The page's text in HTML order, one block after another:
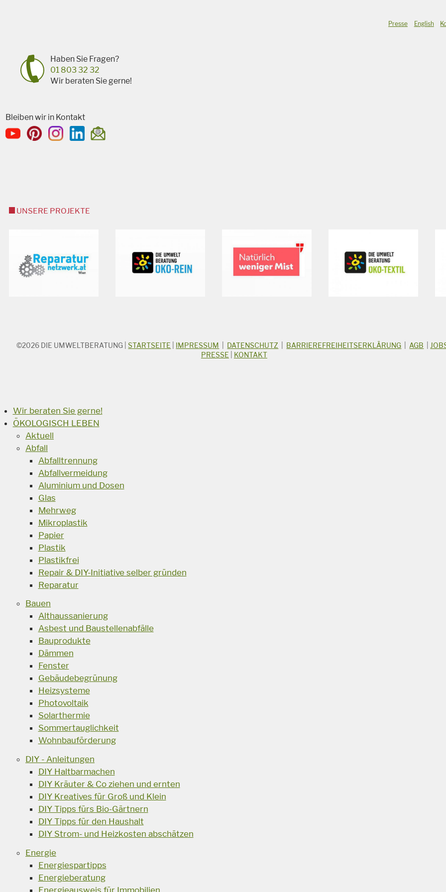
Presse English
Haben Sie Fragen?
01 803 32 32
Wir beraten Sie gerne!
Bleiben wir in Kontakt
UNSERE PROJEKTE
©2026 DIE UMWELTBERATUNG |STARTSEITE IMPRESSUM DATENSCHUTZ BARRIEREFREIHEITSERKLÄRUNG |AGB |
PRESSE
KONTAKT
Wir beraten Sie gerne!
ÖKOLOGISCH LEBEN
Aktuell
Abfall
Abfalltrennung
Abfallvermeidung
Aluminium und Dosen
Glas
Mehrweg
Mikroplastik
Papier
Plastik
Plastikfrei
Repair & DIY-Initiative selber gründen
Reparatur
Bauen
Althaussanierung
Asbest und Baustellenabfälle
Bauprodukte
Dämmen
Fenster
Gebäudebegrünung
Heizsysteme
Photovoltaik
Solarthermie
Sommertauglichkeit
Wohnbauförderung
DIY - Anleitungen
DIY Haltbarmachen
DIY Kräuter & Co ziehen und ernten
DIY Kreatives für Groß und Klein
DIY Tipps fürs Bio-Gärtnern
DIY Tipps für den Haushalt
DIY Strom- und Heizkosten abschätzen
Energie
Energiespartipps
Energieberatung
Energieausweis für Immobilien